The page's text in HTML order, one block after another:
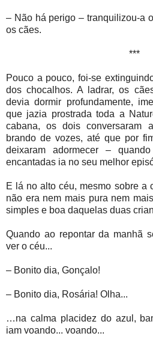
– Não há perigo – tranquilizou-a
os cães.
***
Pouco a pouco, foi-se
dos chocalhos. A ladrar, os
devia dormir profundamente,
que jazia prostrada toda a
cabana, os dois conversaram
brando de vozes, até que por
deixaram adormecer –
encantadas ia no seu melhor
E lá no alto céu, mesmo sobre a
não era nem mais pura nem
simples e boa daquelas duas
Quando ao repontar da manhã
ver o céu...
– Bonito dia, Gonçalo!
– Bonito dia, Rosária! Olha...
…na calma placidez do azul,
iam voando... voando...